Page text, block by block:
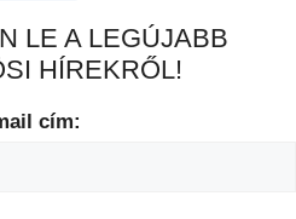
LE A LEGÚJABB
HÍREKRŐL!
cím: